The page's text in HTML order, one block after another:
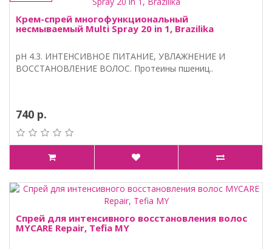
Крем-спрей многофункциональный
несмываемый Multi Spray 20 in 1, Brazilika
pH 4.3. ИНТЕНСИВНОЕ ПИТАНИЕ, УВЛАЖНЕНИЕ И
ВОССТАНОВЛЕНИЕ ВОЛОС. Протеины пшениц..
740 р.
Спрей для интенсивного восстановления волос
MYCARE Repair, Tefia MY